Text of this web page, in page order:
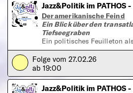
Jazz&Politik im PATHOS
Der amerikanische Feind
Ein Blick über den
Tiefseegraben
Ein politisches Feuilleton
Play Folge vom 27.02.26
ab 19:00
Jazz&Politik im PATHOS